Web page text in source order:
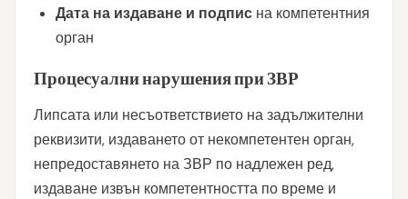
Дата на издаване и подпис на компетентния
орган
Процесуални нарушения при ЗВР
Липсата или несъответствието на задължителни
реквизити, издаването от некомпетентен орган,
непредоставянето на ЗВР по надлежен ред,
издаване извън компетентността по време и